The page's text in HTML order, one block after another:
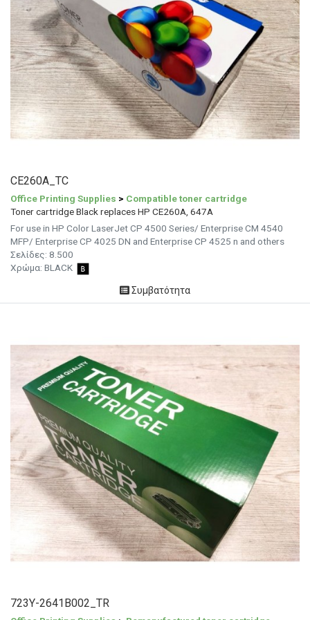
CE260A_TC
Office Printing Supplies > Compatible toner cartridge
Toner cartridge Black replaces HP CE260A, 647A
For use in HP Color LaserJet CP 4500 Series/ Enterprise CM 4540
MFP/ Enterprise CP 4025 DN and Enterprise CP 4525 n and others
Σελίδες: 8.500
Χρώμα: BLACK
Συμβατότητα
723Y-2641B002_TR